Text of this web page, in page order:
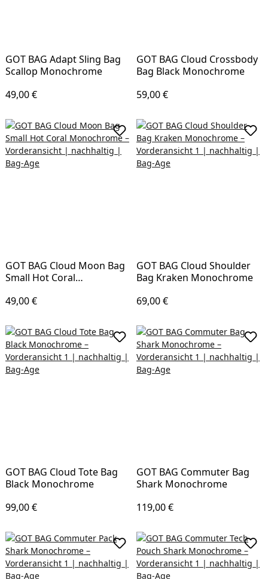
GOT BAG Adapt Sling Bag
Scallop Monochrome
Regulärer Preis:
49,00 €
GOT BAG Cloud Crossbody
Bag Black Monochrome
Regulärer Preis:
59,00 €
GOT BAG Cloud Moon Bag
Small Hot Coral
Regulärer Preis:
49,00 €
GOT BAG Cloud Shoulder
Bag Kraken Monochrome
Regulärer Preis:
69,00 €
GOT BAG Cloud Tote Bag
Black Monochrome
Regulärer Preis:
99,00 €
GOT BAG Commuter Bag
Shark Monochrome
Regulärer Preis:
119,00 €